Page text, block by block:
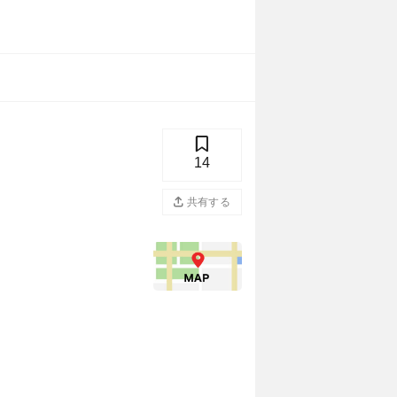
14
共有する